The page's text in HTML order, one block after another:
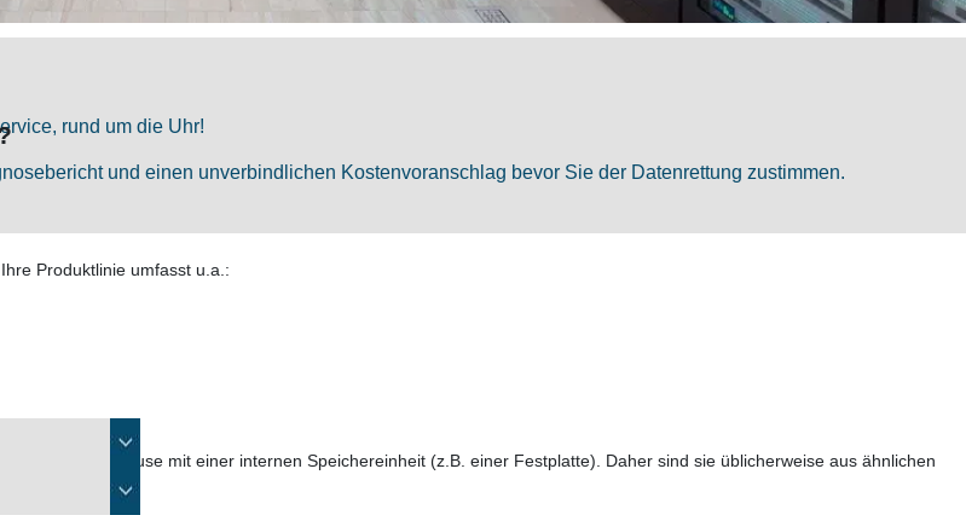
rund um die Uhr!
und einen unverbindlichen Kostenvoranschlag bevor Sie der Datenrettung zustimmen.
Produktlinie umfasst u.a.:
externen Gehäuse mit einer internen Speichereinheit (z.B. einer Festplatte). Daher sind sie üblicherweise aus ähnlichen